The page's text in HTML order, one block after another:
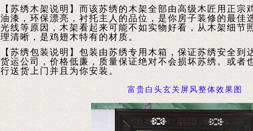
【苏绣木架说明】而该苏绣的木架全部由高级木匠用正宗
油漆，环保漂亮，衬托主人的品位，是你房子装修的最佳
光线等原因，木架看起来可能不如实物好看，从木架细节
理清晰，是鸡翅木特有的材质。
【苏绣包装说明】包装由苏绣专用木箱，保证苏绣安全到
货运公司，价格低廉，质量保证绝对不会损坏苏绣。或者
行送货上门并且为你安装。
富贵白头玄关屏风整体效果图